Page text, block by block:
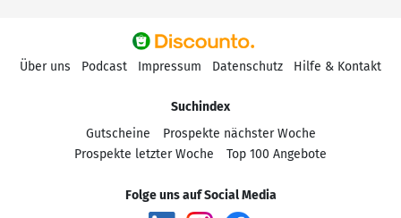
Über uns Podcast Impressum Datenschutz Hilfe & Kontakt
Suchindex
Gutscheine
Prospekte nächster Woche
Prospekte letzter Woche
Top 100 Angebote
Folge uns auf Social Media